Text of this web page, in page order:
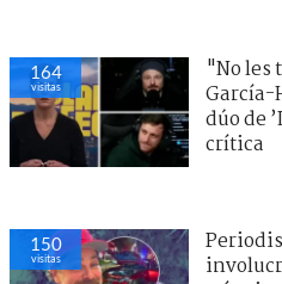
164
visitas
"No les
García-
dúo de
crítica
150
visitas